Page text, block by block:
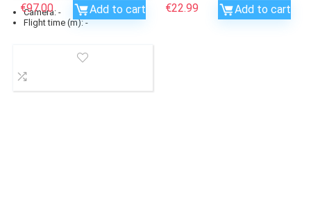
Camera: -
Flight time (m):-
€97.00 Add to cart €22.99 Add to cart